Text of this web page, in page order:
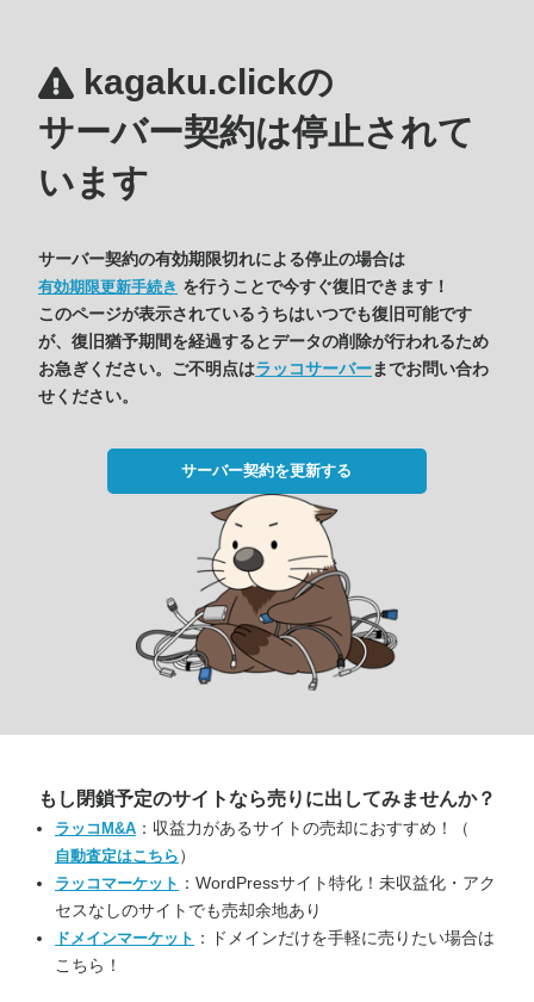
kagaku.clickの
サーバー契約は停止されて
います
サーバー契約の有効期限切れによる停止の場合は
有効期限更新手続き を行うことで今すぐ復旧できます！
このページが表示されているうちはいつでも復旧可能です
が、復旧猶予期間を経過するとデータの削除が行われるため
お急ぎください。ご不明点はラッコサーバーまでお問い合わ
せください。
サーバー契約を更新する
もし閉鎖予定のサイトなら売りに出してみませんか？
ラッコM&A ：収益力があるサイトの売却におすすめ！（
自動査定はこちら ）
ラッコマーケット ：WordPressサイト特化！未収益化・アク
セスなしのサイトでも売却余地あり
ドメインマーケット ：ドメインだけを手軽に売りたい場合は
こちら！